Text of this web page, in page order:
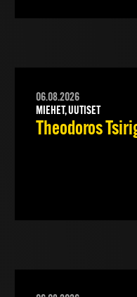
06.08.2026
MIEHET, UUTISET
Theodoros